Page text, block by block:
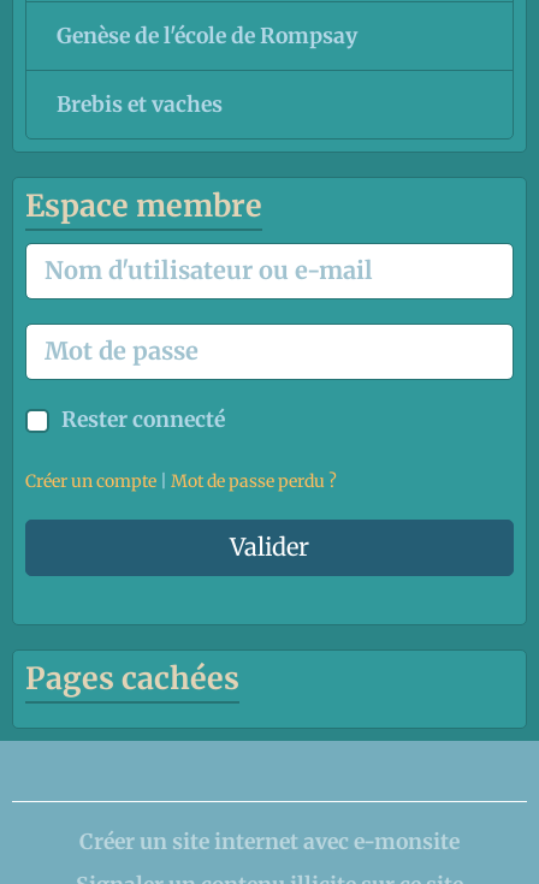
Genèse de l'école de Rompsay
Brebis et vaches
Espace membre
Rester connecté
Créer un compte Mot de passe perdu ?
Valider
Pages cachées
Créer un site internet avec e-monsite